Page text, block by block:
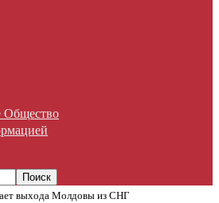
выхода Молдовы из СНГ